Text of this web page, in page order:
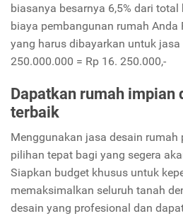
biasanya besarnya 6,5% dari
biaya pembangunan rumah Anda
yang harus dibayarkan untuk jasa
250.000.000 = Rp 16. 250.000,-
Dapatkan rumah impian
terbaik
Menggunakan jasa desain
pilihan tepat bagi yang segera
Siapkan budget khusus untuk
memaksimalkan seluruh tanah
desain yang profesional dan